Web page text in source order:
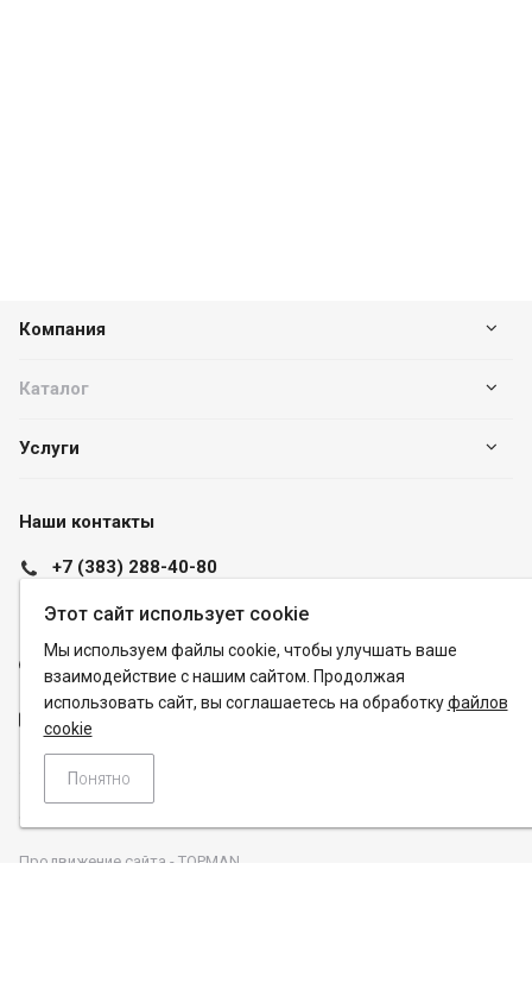
Компания
Каталог
Услуги
Наши контакты
+7 (383) 288-40-80
Пн. – Пт.: с 8:00 до 20:00
Новосибирск, ул. Часовая, 6, корпус 43
info@pk-promet.ru
Продвижение сайта - TOPMAN
Этот сайт использует cookie
Мы используем файлы cookie, чтобы улучшать ваше
взаимодействие с нашим сайтом. Продолжая
использовать сайт, вы соглашаетесь на обработкуфайлов
cookie
Понятно